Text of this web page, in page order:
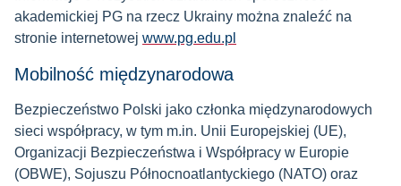
akademickiej PG na rzecz Ukrainy można znaleźć na
stronie internetowej www.pg.edu.pl
Mobilność międzynarodowa
Bezpieczeństwo Polski jako członka międzynarodowych
sieci współpracy, w tym m.in. Unii Europejskiej (UE),
Organizacji Bezpieczeństwa i Współpracy w Europie
(OBWE), Sojuszu Północnoatlantyckiego (NATO) oraz